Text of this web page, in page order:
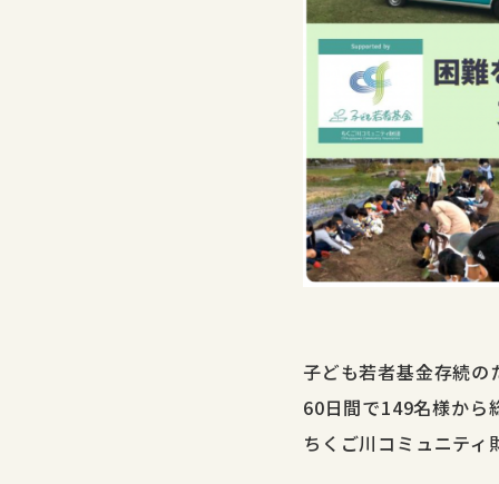
子ども若者基金存続
60日間で149名様か
ちくご川コミュニテ